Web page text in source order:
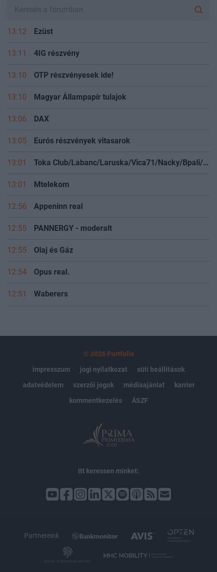
13:12 Ezüst
13:11 4IG részvény
13:10 OTP részvényesek ide!
13:10 Magyar Állampapír tulajok
13:06 DAX
13:05 Eurós részvények vitasarok
13:01 Toka Club/Labanc/Laruska/Vica71/Nacky/Bpali/Oldrider/Josefernando/Mcbull/Kawaszabi
13:01 Mtelekom
12:56 Appeninn real
12:55 PANNERGY - moderalt
12:55 Olaj és Gáz
12:54 Opus real.
12:51 Waberers
© 2026 Portfolio
impresszum
jogi nyilatkozat
süti beállítások
adatvédelem
szerzői jogok médiaajánlat
karrier
kommentkezelés
ÁSZF
Itt keressen minket:
Partnereink